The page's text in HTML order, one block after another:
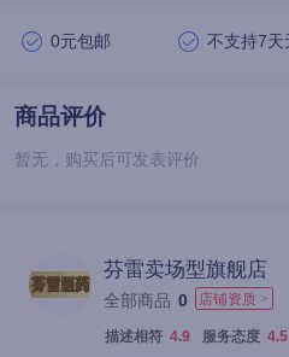
0元包邮
商品评价
暂无，购买后可发表评价
芬雷卖场型旗舰店
全部商品 0 店铺资质 >
描述相符 4.9 服务态度 4.5